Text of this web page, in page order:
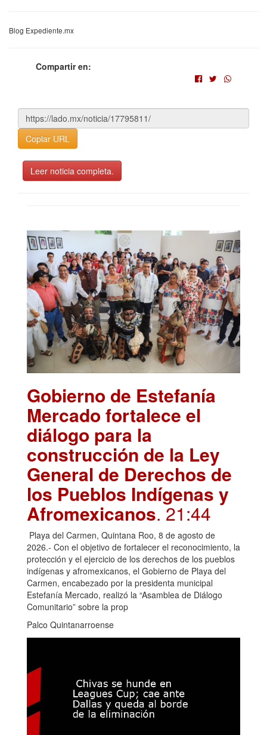
Blog Expediente.mx
Compartir en:
Copiar URL
Leer noticia completa.
Gobierno de Estefanía
Mercado fortalece el
diálogo para la
construcción de la Ley
General de Derechos de
los Pueblos Indígenas y
Afromexicanos. 21:44
Playa del Carmen, Quintana Roo, 8 de agosto de
2026.- Con el objetivo de fortalecer el reconocimiento, la
protección y el ejercicio de los derechos de los pueblos
indígenas y afromexicanos, el Gobierno de Playa del
Carmen, encabezado por la presidenta municipal
Estefanía Mercado, realizó la “Asamblea de Diálogo
Comunitario” sobre la prop
Palco Quintanarroense